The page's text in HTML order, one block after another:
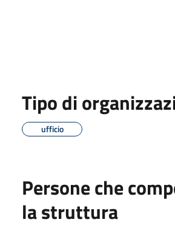
Tipo di
ufficio
Persone che
la struttura